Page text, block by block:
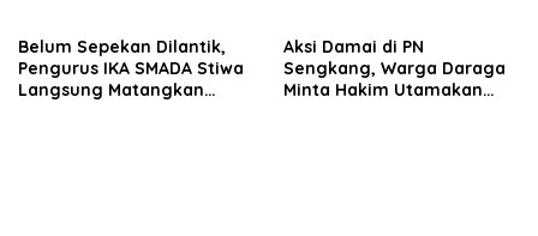
Belum Sepekan Dilantik,
Pengurus IKA SMADA Stiwa
Langsung Matangkan
Aksi Damai di PN
Sengkang, Warga Daraga
Minta Hakim Utamakan